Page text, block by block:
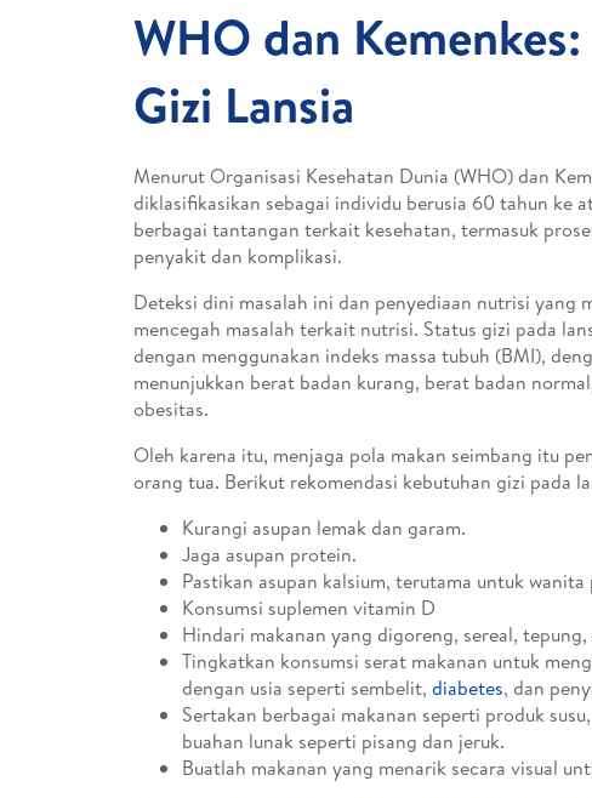
WHO dan
Gizi Lansia
Menurut Organisasi Kesehatan Dunia (WHO) dan
diklasifikasikan sebagai individu berusia 60 tahun ke
berbagai tantangan terkait kesehatan, termasuk
penyakit dan komplikasi.
Deteksi dini masalah ini dan penyediaan nutrisi yang
mencegah masalah terkait nutrisi. Status gizi pada
dengan menggunakan indeks massa tubuh (BMI),
menunjukkan berat badan kurang, berat badan
obesitas.
Oleh karena itu, menjaga pola makan seimbang itu
orang tua. Berikut rekomendasi kebutuhan gizi pada
Kurangi asupan lemak dan garam.
Jaga asupan protein.
Pastikan asupan kalsium, terutama untuk wanita
Konsumsi suplemen vitamin D
Hindari makanan yang digoreng, sereal,
Tingkatkan konsumsi serat makanan untuk
dengan usia seperti sembelit, diabetes, dan
Sertakan berbagai makanan seperti produk
buahan lunak seperti pisang dan jeruk.
Buatlah makanan yang menarik secara visual